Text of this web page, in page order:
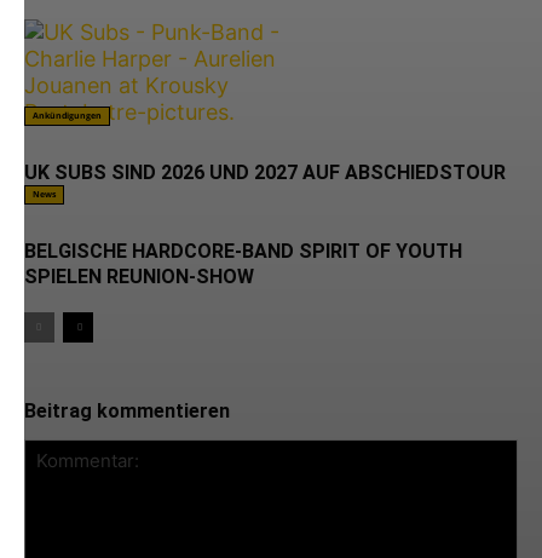
Ankündigungen
UK SUBS SIND 2026 UND 2027 AUF ABSCHIEDSTOUR
News
BELGISCHE HARDCORE-BAND SPIRIT OF YOUTH
SPIELEN REUNION-SHOW
Beitrag kommentieren